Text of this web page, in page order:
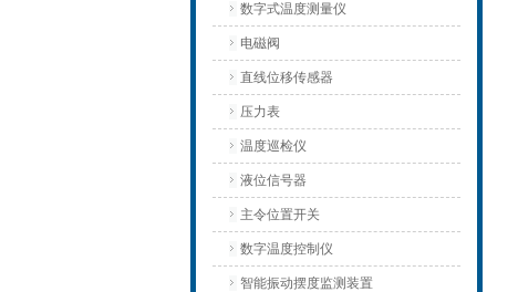
数字式温度测量仪
电磁阀
直线位移传感器
压力表
温度巡检仪
液位信号器
主令位置开关
数字温度控制仪
智能振动摆度监测装置